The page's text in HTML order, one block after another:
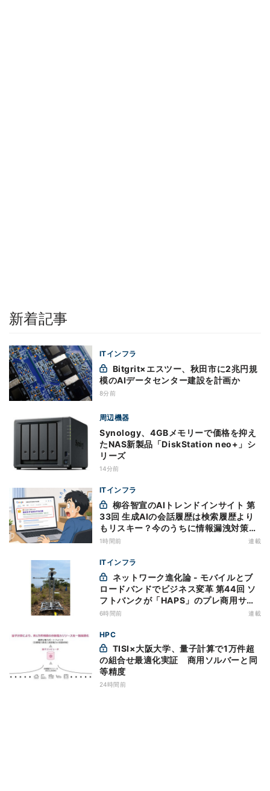
新着記事
ITインフラ
模のAIデータセンター建設を計画か
8分前
周辺機器
Synology、4GBメモリーで価格を抑え
たNAS新製品「DiskStation neo+」シ
リーズ
14分前
ITインフラ
33回 生成AIの会話履歴は検索履歴より
もリスキー？今のうちに情報漏洩対策を
万全にしておこう
1時間前 連載
ITインフラ
ロードバンドでビジネス変革 第44回 ソ
フトバンクが「HAPS」のプレ商用サー
ビス開始を表明、本格的な商用展開のめ
6時間前 連載
HPC
の組合せ最適化実証 商用ソルバーと同
等精度
24時間前